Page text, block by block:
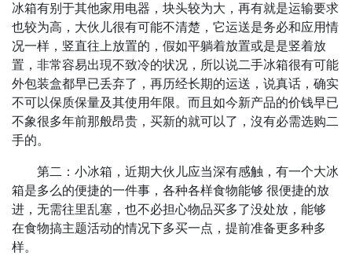
冰箱有别于其他家用电器，块头较为大，再有就是运输要求
也较为高，大伙儿很有可能不清楚，它运送是务必和应用情
况一样，竖直往上放置的，假如平躺着放置或是是竖着放
置，非常容易出現不致冷的状况，所以说二手冰箱很有可能
外包装盒都早已丢弃了，再历经长期的运送，说真话，确实
不可以保质保量及其使用年限。而且如今新产品的价钱早已
不象很多年前那般昂贵，买新的就可以了，沒有必需选购二
手的。
第二：小冰箱，近期大伙儿应当深有感触，有一个大冰
箱是多么的便捷的一件事，各种各样食物能够 很便捷的放
进，无需往里乱塞，也不必担心物品买多了没处放，能够
在食物搞主题活动的情况下多买一点，提前准备更多种多
样。